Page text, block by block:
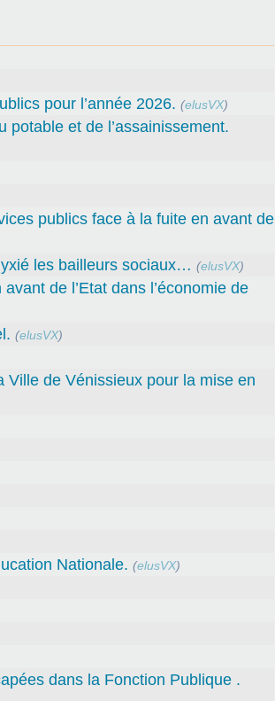
pour l’année 2026. (elusVX)
potable et de l’assainissement.
publics face à la fuite en avant de
les bailleurs sociaux… (elusVX)
de l’Etat dans l’économie de
(elusVX)
Ville de Vénissieux pour la mise en
Nationale. (elusVX)
dans la Fonction Publique .